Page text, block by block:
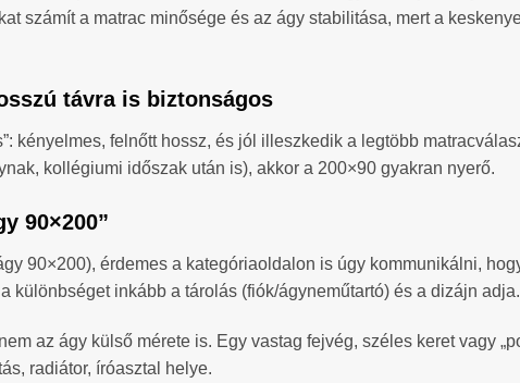
számít a matrac minősége és az ágy stabilitása, mert a
távra is biztonságos
kényelmes, felnőtt hossz, és jól illeszkedik a legtöbb
kollégiumi időszak után is), akkor a 200×90 gyakran nyerő.
90×200”
90×200), érdemes a kategóriaoldalon is úgy kommunikálni,
különbséget inkább a tárolás (fiók/ágyneműtartó) és a dizájn adja.
az ágy külső mérete is. Egy vastag fejvég, széles keret vagy
radiátor, íróasztal helye.